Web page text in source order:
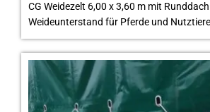
CG Weidezelt 6,00 x 3,60 m mit
Weideunterstand für Pferde und Nutztiere